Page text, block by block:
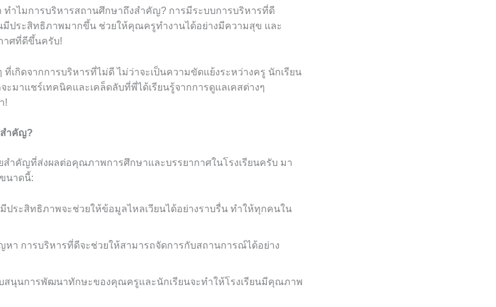
ทำไมการบริหารสถานศึกษาถึงสำคัญ? การมีระบบการบริหารที่ดี
มีประสิทธิภาพมากขึ้น ช่วยให้คุณครูทำงานได้อย่างมีความสุข และ
าศที่ดีขึ้นครับ!
ที่เกิดจากการบริหารที่ไม่ดี ไม่ว่าจะเป็นความขัดแย้งระหว่างครู นักเรียน
ะมาแชร์เทคนิคและเคล็ดลับที่พี่ได้เรียนรู้จากการดูแลเคสต่างๆ
!
สำคัญ?
สำคัญที่ส่งผลต่อคุณภาพการศึกษาและบรรยากาศในโรงเรียนครับ มา
นาดนี้:
ประสิทธิภาพจะช่วยให้ข้อมูลไหลเวียนได้อย่างราบรื่น ทำให้ทุกคนใน
หา การบริหารที่ดีจะช่วยให้สามารถจัดการกับสถานการณ์ได้อย่าง
สนุนการพัฒนาทักษะของคุณครูและนักเรียนจะทำให้โรงเรียนมีคุณภาพ